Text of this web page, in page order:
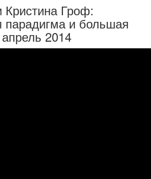
Кристина Гроф:
парадигма и большая
2014